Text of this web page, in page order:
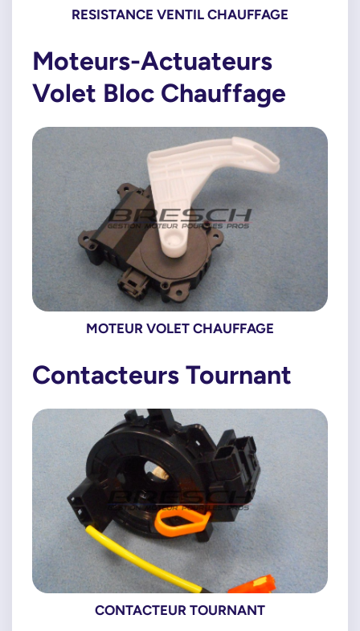
RESISTANCE VENTIL CHAUFFAGE
Moteurs-Actuateurs
Volet Bloc Chauffage
MOTEUR VOLET CHAUFFAGE
Contacteurs Tournant
CONTACTEUR TOURNANT